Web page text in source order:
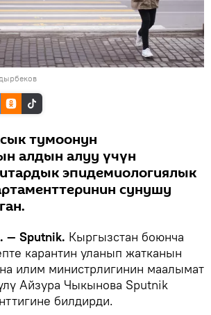
тумоонун
алдын алуу үчүн
эпидемиологиялык
сунушу
— Sputnik. Кыргызстан боюнча
карантин уланып жатканын
илим министрлигинин маалымат
Айзура Чыкынова Sputnik
билдирди.